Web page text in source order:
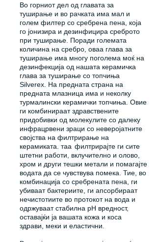
Во горниот дел од главата за
туширање и во рачката има мал и
голем филтер со сребрена пена, која
го јонизира и дезинфицира среброто
при туширање. Поради големата
количина на сребро, оваа глава за
туширање има многу поголема моќ на
дезинфекција од нашата керамичка
глава за туширање со топчиња
Silverex. На предната страна на
предната млазница има и неколку
турмалински керамички топчиња. Овие
ги комбинираат здравствените
придобивки од молекулите со далеку
инфрацрвени зраци со неверојатните
својства на филтрирање на
керамиката. таа филтрирајте ги сите
штетни работи, вклучително и олово,
хром и други тешки метали и помагајте
водата да се чувствува помека. Тие, во
комбинација со сребрената пена, ги
убиваат бактериите, ги апсорбираат
нечистотиите во протокот на вода и
одржуваат стабилна pH вредност,
оставајќи ја вашата кожа и коса
здрави, меки и еластични.